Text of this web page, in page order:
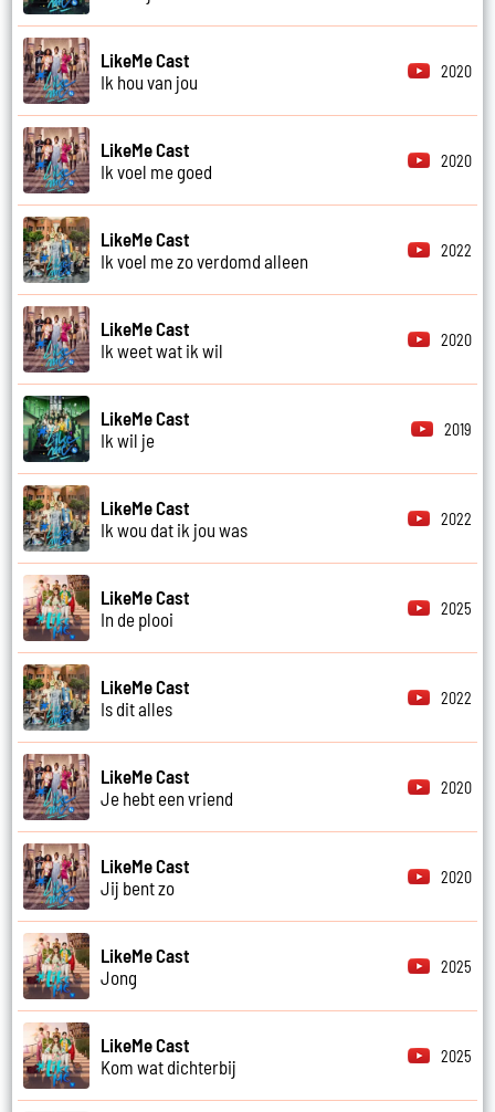
LikeMe Cast
Ik hou van jou
2020
LikeMe Cast
Ik voel me goed
2020
LikeMe Cast
Ik voel me zo verdomd alleen
2022
LikeMe Cast
Ik weet wat ik wil
2020
LikeMe Cast
Ik wil je
2019
LikeMe Cast
Ik wou dat ik jou was
2022
LikeMe Cast
In de plooi
2025
LikeMe Cast
Is dit alles
2022
LikeMe Cast
Je hebt een vriend
2020
LikeMe Cast
Jij bent zo
2020
LikeMe Cast
Jong
2025
LikeMe Cast
Kom wat dichterbij
2025